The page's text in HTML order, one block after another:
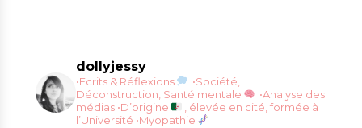
dollyjessy
•Ecrits & Réflexions
•Société,
Déconstruction, Santé mentale
•Analyse des
médias •D’origine
, élevée en cité, formée à
l’Université •Myopathie